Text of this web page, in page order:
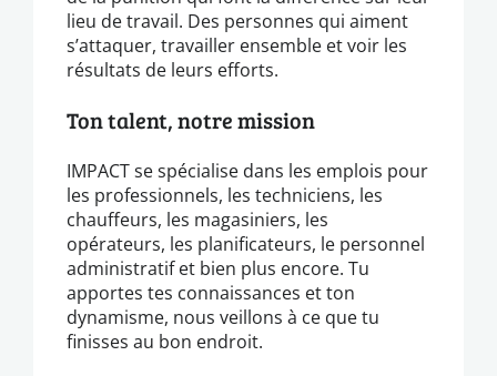
lieu de travail. Des personnes qui aiment
s’attaquer, travailler ensemble et voir les
résultats de leurs efforts.
Ton talent, notre mission
IMPACT se spécialise dans les emplois pour
les professionnels, les techniciens, les
chauffeurs, les magasiniers, les
opérateurs, les planificateurs, le personnel
administratif et bien plus encore. Tu
apportes tes connaissances et ton
dynamisme, nous veillons à ce que tu
finisses au bon endroit.